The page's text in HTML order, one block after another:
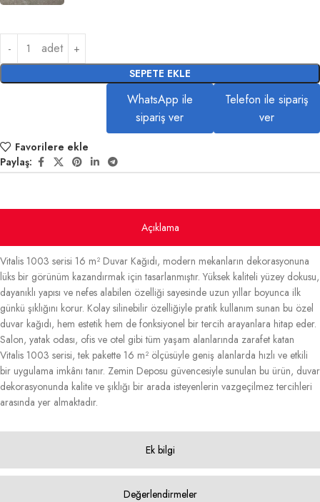
adet
SEPETE EKLE
WhatsApp ile
sipariş ver
Telefon ile sipariş
ver
Favorilere ekle
Paylaş:
Açıklama
Ek bilgi
Değerlendirmeler
Vitalis 1003 serisi 16 m² Duvar Kağıdı, modern mekanların dekorasyonuna
lüks bir görünüm kazandırmak için tasarlanmıştır. Yüksek kaliteli yüzey dokusu,
dayanıklı yapısı ve nefes alabilen özelliği sayesinde uzun yıllar boyunca ilk
günkü şıklığını korur. Kolay silinebilir özelliğiyle pratik kullanım sunan bu özel
duvar kağıdı, hem estetik hem de fonksiyonel bir tercih arayanlara hitap eder.
Salon, yatak odası, ofis ve otel gibi tüm yaşam alanlarında zarafet katan
Vitalis 1003 serisi, tek pakette 16 m² ölçüsüyle geniş alanlarda hızlı ve etkili
bir uygulama imkânı tanır. Zemin Deposu güvencesiyle sunulan bu ürün, duvar
dekorasyonunda kalite ve şıklığı bir arada isteyenlerin vazgeçilmez tercihleri
arasında yer almaktadır.